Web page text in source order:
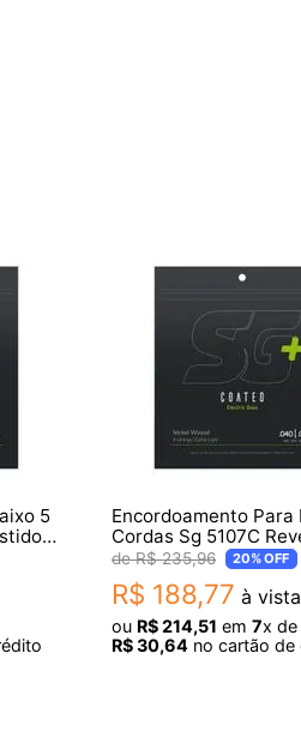
5
Encordoamento Para
Cordas Sg 5107C
040 Niquel 0.040 0.095
R$ 235,96 20%OFF
R$ 188,77 à vista
ou R$214,51 em 7x de
R$30,64 no cartão de